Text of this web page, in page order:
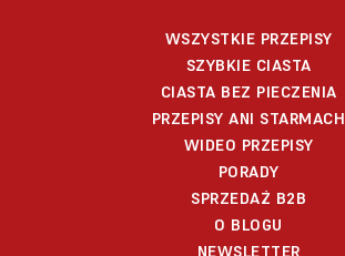
WSZYSTKIE PRZEPISY
SZYBKIE CIASTA
CIASTA BEZ PIECZENIA
PRZEPISY ANI STARMACH
WIDEO PRZEPISY
PORADY
SPRZEDAŻ B2B
O BLOGU
NEWSLETTER